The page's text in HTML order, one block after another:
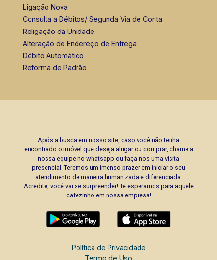
Ligação Nova
Consulta a Débitos/ Segunda Via de Conta
Religação da Unidade
Alteração de Endereço de Entrega
Débito Automático
Reforma de Padrão
Após a busca em nosso site, caso você não tenha
encontrado o imóvel que deseja alugar ou comprar, chame a
nossa equipe no whatsapp ou faça-nos uma visita
presencial. Teremos um imenso prazer em iniciar o seu
atendimento de maneira humanizada e diferenciada.
Acredite, você vai se surpreender! Te esperamos para aquele
cafezinho em nossa empresa!
Política de Privacidade
Termo de Uso